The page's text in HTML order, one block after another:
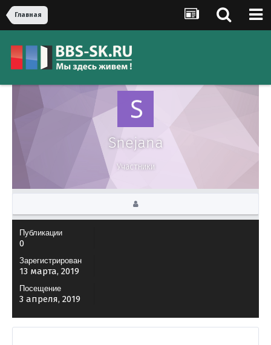
Главная
Snejana
Участники
Публикации
0
Зарегистрирован
13 марта, 2019
Посещение
3 апреля, 2019